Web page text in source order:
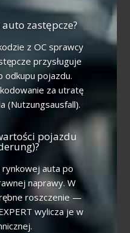
zastępcze?
z OC sprawcy
przysługuje
odkupu pojazdu.
za utratę
(Nutzungsausfall).
pojazdu
auta po
naprawy. W
roszczenie —
wylicza je w